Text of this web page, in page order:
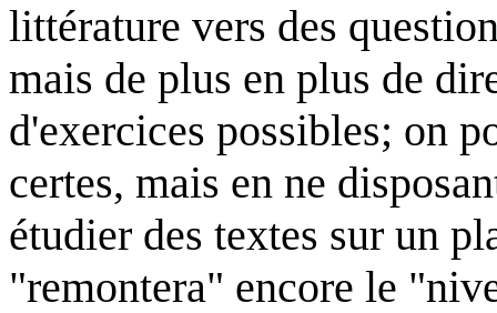
littérature vers des
mais de plus en plus de
d'exercices possibles; on
certes, mais en ne
étudier des textes sur un
"remontera" encore le